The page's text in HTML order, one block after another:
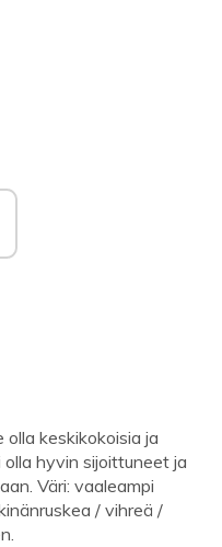
keskikokoisia ja
hyvin sijoittuneet ja
Väri: vaaleampi
/ vihreä /